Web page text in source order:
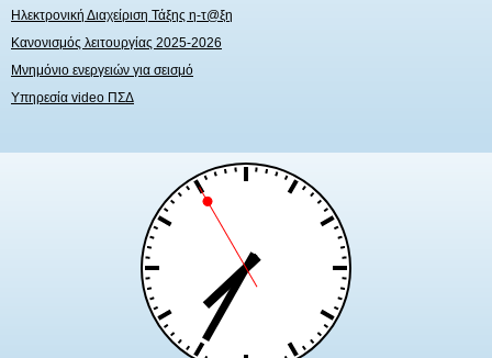
Ηλεκτρονική Διαχείριση Τάξης η-τ@ξη
Κανονισμός λειτουργίας 2025-2026
Μνημόνιο ενεργειών για σεισμό
Υπηρεσία video ΠΣΔ